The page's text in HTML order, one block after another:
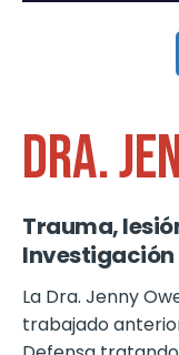
DRA.
Trauma,
Investigación
La Dra. Jenny
trabajado